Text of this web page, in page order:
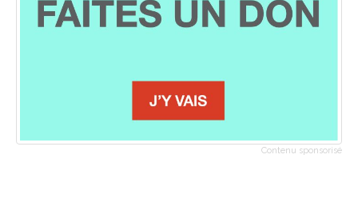
Contenu sponsorisé